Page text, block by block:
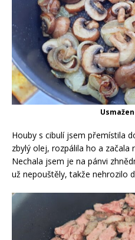
Houby s cibulí jsem přemístila
zbylý olej, rozpálila ho a začala
Nechala jsem je na pánvi
už nepouštěly, takže nehrozilo